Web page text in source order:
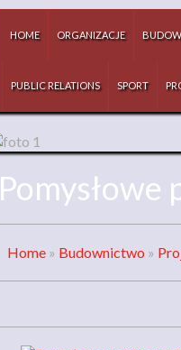
HOME ORGANIZACJE
PUBLIC RELATIONS SPORT
Home » Budownictwo »